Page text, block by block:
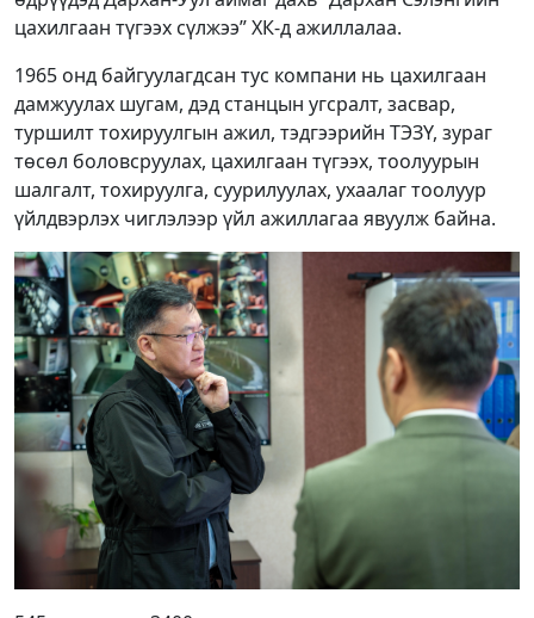
цахилгаан түгээх сүлжээ” ХК-д ажиллалаа.
1965 онд байгуулагдсан тус компани нь цахилгаан
дамжуулах шугам, дэд станцын угсралт, засвар,
туршилт тохируулгын ажил, тэдгээрийн ТЭЗҮ, зураг
төсөл боловсруулах, цахилгаан түгээх, тоолуурын
шалгалт, тохируулга, суурилуулах, ухаалаг тоолуур
үйлдвэрлэх чиглэлээр үйл ажиллагаа явуулж байна.